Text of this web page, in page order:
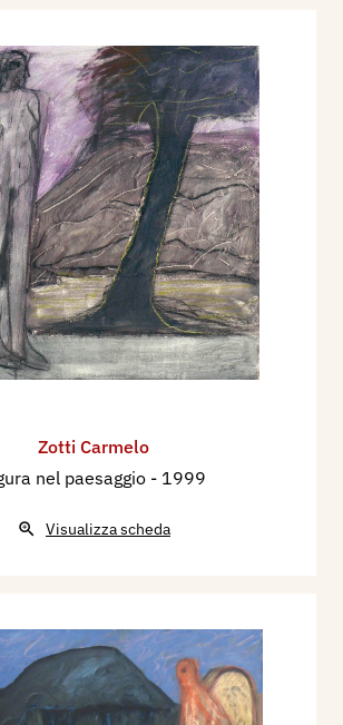
Zotti Carmelo
nel paesaggio - 1999
Visualizza scheda